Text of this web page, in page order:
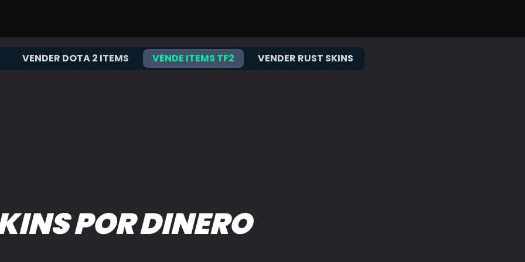
VENDER DOTA 2 ITEMS VENDE ITEMS TF2 VENDER RUST SKINS
POR DINERO